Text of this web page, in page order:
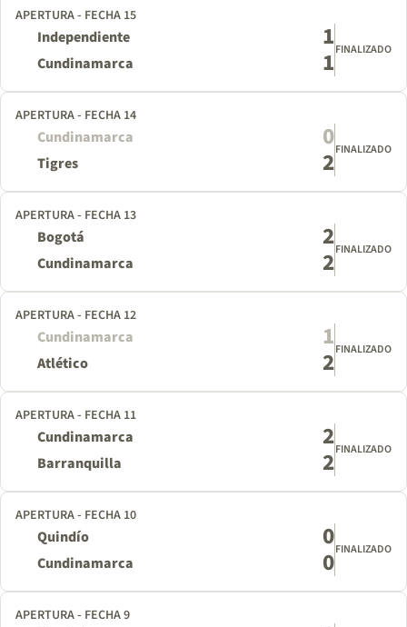
APERTURA - FECHA 15
Independiente 1
Cundinamarca 1FINALIZADO
APERTURA - FECHA 14
Cundinamarca 0
Tigres 2FINALIZADO
APERTURA - FECHA 13
Bogotá 2
Cundinamarca 2FINALIZADO
APERTURA - FECHA 12
Cundinamarca 1
Atlético 2FINALIZADO
APERTURA - FECHA 11
Cundinamarca 2
Barranquilla 2FINALIZADO
APERTURA - FECHA 10
Quindío 0
Cundinamarca 0FINALIZADO
APERTURA - FECHA 9